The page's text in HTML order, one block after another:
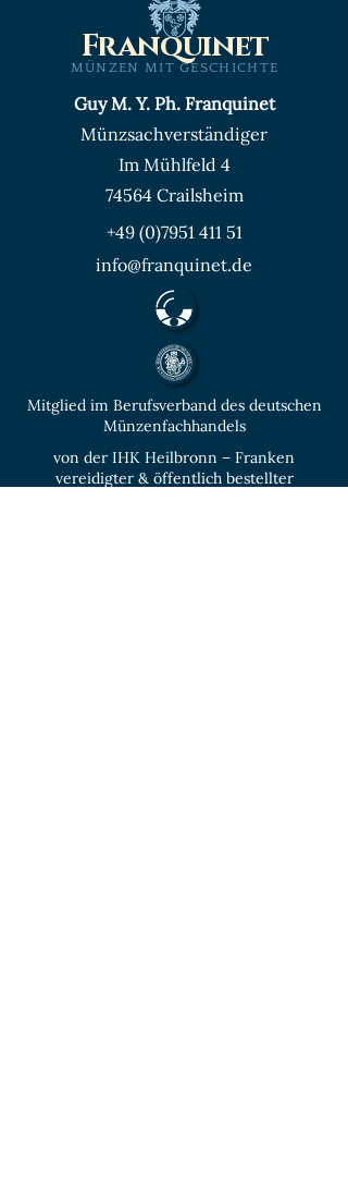
MÜNZEN MIT GESCHICHTE
Franquinet
Guy M. Y. Ph. Franquinet
Münzsachverständiger
Im Mühlfeld 4
74564 Crailsheim
+49 (0)7951 411 51
info@franquinet.de
Mitglied im Berufsverband des deutschen
Münzenfachhandels
von der IHK Heilbronn – Franken
vereidigter & öffentlich bestellter